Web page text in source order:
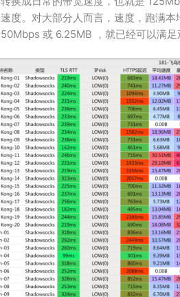
速度。对大部分人而言，速度，跑满
50Mbps 或 6.25MB ，就已经可以满足